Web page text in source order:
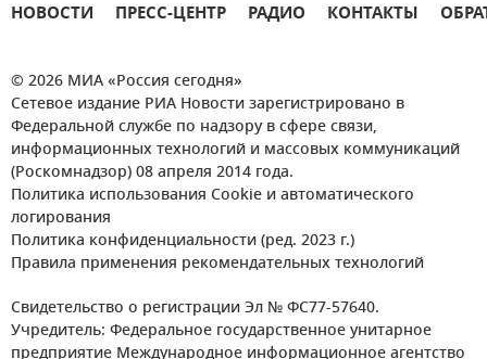
НОВОСТИ ПРЕСС-ЦЕНТР РАДИО КОНТАКТЫ
© 2026 МИА «Россия сегодня»
Сетевое издание РИА Новости зарегистрировано в
Федеральной службе по надзору в сфере связи,
информационных технологий и массовых коммуникаций
(Роскомнадзор) 08 апреля 2014 года.
Политика использования Cookie и автоматического
логирования
Политика конфиденциальности (ред. 2023 г.)
Правила применения рекомендательных технологий
Свидетельство о регистрации Эл № ФС77-57640.
Учредитель: Федеральное государственное унитарное